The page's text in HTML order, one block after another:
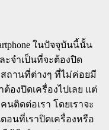
ในปัจจุบันนี้นั้น
ะจำเป็นที่จะต้องปิด
สถานที่ต่างๆ ที่ไม่ค่อยมี
องปิดเครื่องไปเลย แต่
ติดต่อเรา โดยเราจะ
อนที่เราปิดเครื่องหรือ